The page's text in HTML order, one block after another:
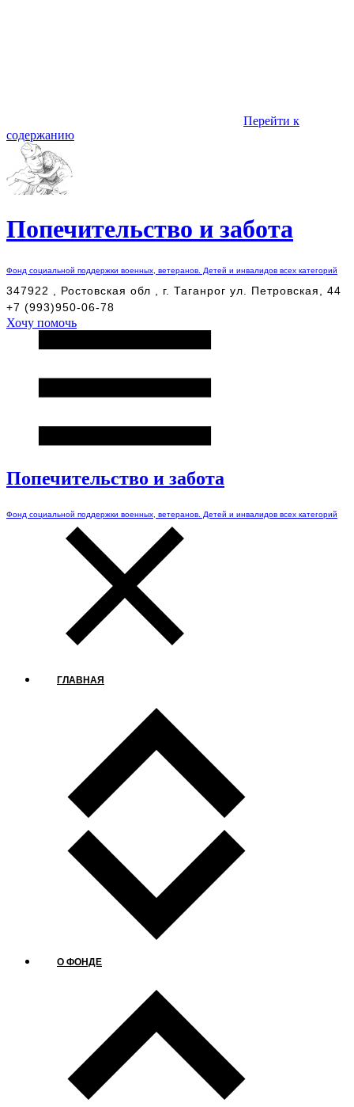
Перейти к
содержанию
Попечительство и забота
Фонд социальной поддержки военных, ветеранов. Детей и инвалидов всех категорий
347922 , Ростовская обл , г. Таганрог ул. Петровская, 44
+7 (993)950-06-78
Хочу помочь
Попечительство и забота
Фонд социальной поддержки военных, ветеранов. Детей и инвалидов всех категорий
ГЛАВНАЯ
О ФОНДЕ